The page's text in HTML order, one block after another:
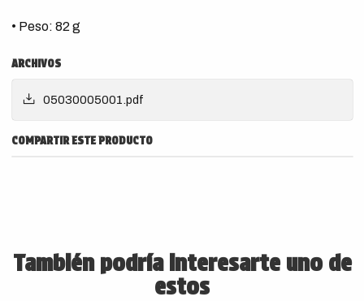
• Peso: 82 g
ARCHIVOS
05030005001.pdf
COMPARTIR ESTE PRODUCTO
También podría interesarte uno de
estos